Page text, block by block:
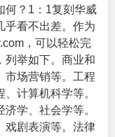
何？1：1复刻华威
乎看不出差。作为
，可以轻松完
列举如下。商业和
市场营销等。工程
计算机科学等。
学、社会学等。
戏剧表演等。法律